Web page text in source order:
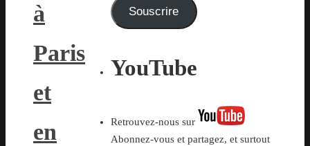
à
Paris
et
en
mail Souscrire
YouTube
Retrouvez-nous sur
Abonnez-vous et partagez, et surtout